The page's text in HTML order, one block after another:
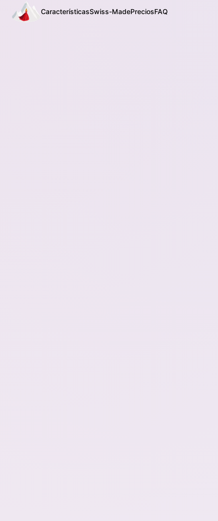
CaracterísticasSwiss-MadePreciosFAQ